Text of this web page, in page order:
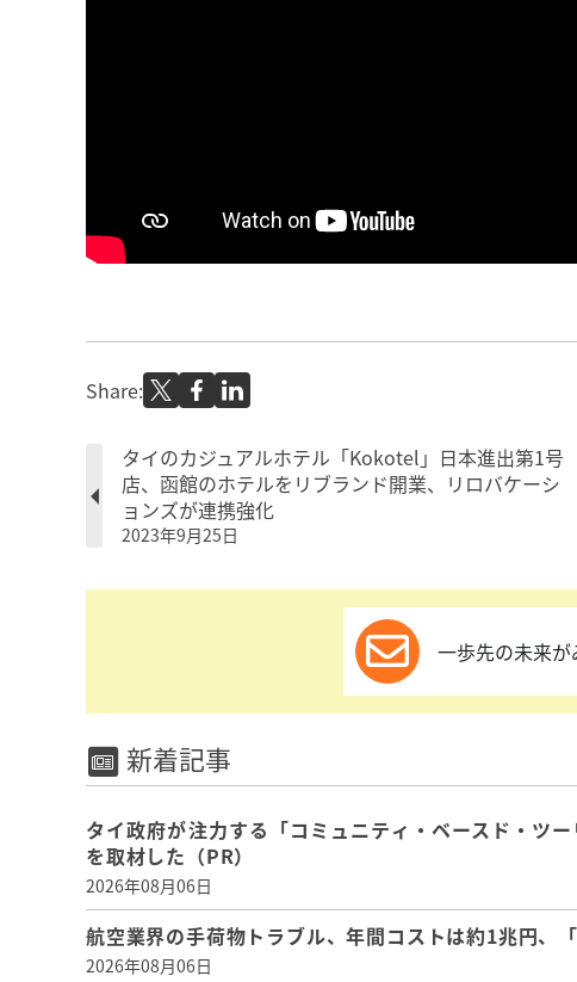
Share:
タイのカジュアルホテル「Kokotel」日本進出第1号
店、函館のホテルをリブランド開業、リロバケーシ
ョンズが連携強化
2023年9月25日
一歩先の未来
新着記事
タイ政府が注力する「コミュニティ・ベースド・ツ
を取材した（PR）
2026年08月06日
航空業界の手荷物トラブル、年間コストは約1兆円
2026年08月06日